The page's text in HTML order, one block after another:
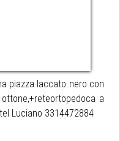
piazza laccato nero con
a
Luciano 3314472884